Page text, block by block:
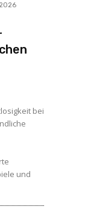
bei
und